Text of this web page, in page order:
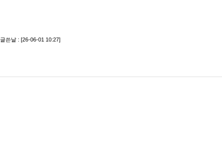
글쓴날 : [26-06-01 10:27]